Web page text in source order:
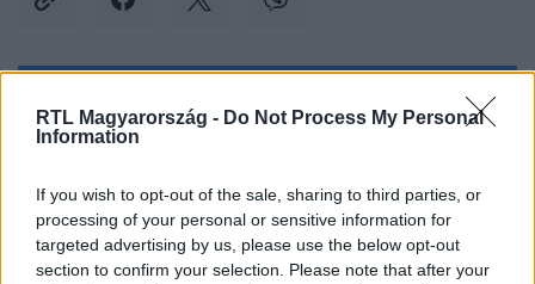
RTL Magyarország - Do Not Process My Personal
Information
If you wish to opt-out of the sale, sharing to third parties, or
processing of your personal or sensitive information for
targeted advertising by us, please use the below opt-out
section to confirm your selection. Please note that after your
Kövess minket, és értesülj a friss hírekről a
Facebookon is!
Követem